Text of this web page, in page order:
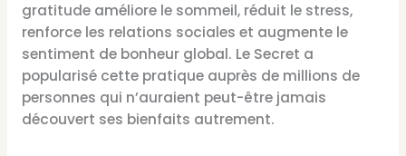
gratitude améliore le sommeil, réduit le stress,
renforce les relations sociales et augmente le
sentiment de bonheur global. Le Secret a
popularisé cette pratique auprès de millions de
personnes qui n’auraient peut-être jamais
découvert ses bienfaits autrement.